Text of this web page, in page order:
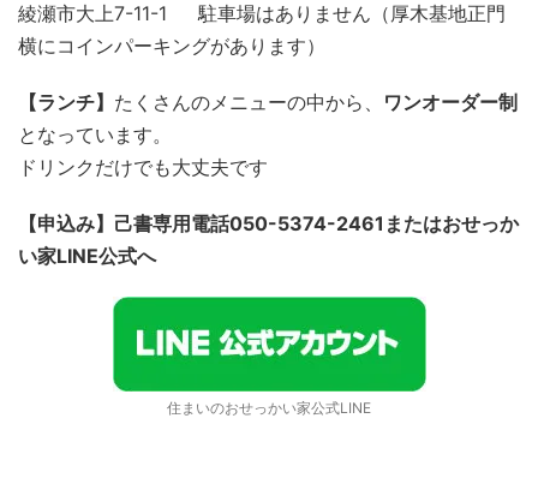
綾瀬市大上7-11-1 駐車場はありません（厚木基地正門
横にコインパーキングがあります）
【ランチ】 たくさんのメニューの中から、 ワンオーダー制
となっています。
ドリンクだけでも大丈夫です
【申込み】己書専用電話050-5374-2461またはおせっか
い家LINE公式へ
住まいのおせっかい家公式LINE